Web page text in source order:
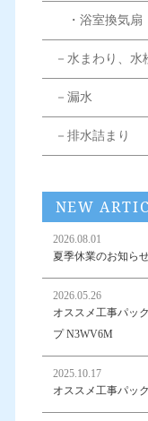
・浴室換気扇
－水まわり、水
－漏水
－排水詰まり
NEW
2026.08.01
夏季休業のお知ら
2026.05.26
オススメ工事パッ
プ N3WV6M
2025.10.17
オススメ工事パッ